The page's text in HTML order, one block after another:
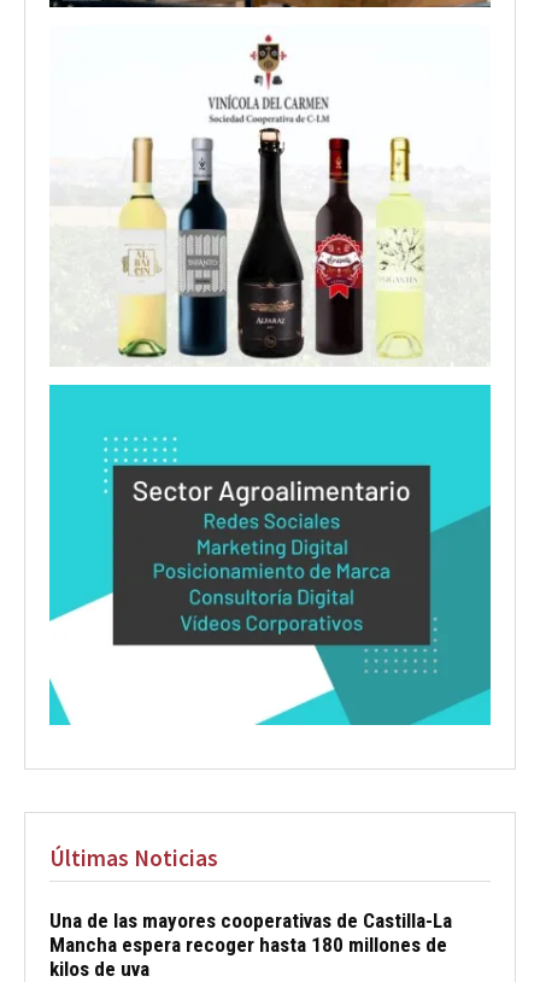
Últimas Noticias
Una de las mayores cooperativas de Castilla-La
Mancha espera recoger hasta 180 millones de
kilos de uva